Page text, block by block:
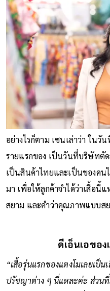
อย่างไรก็ตาม เซนเล่าว่า ใน
รายแรกของ เป็นวันที่บริษัทตั
เป็นสินค้าไทยและเป็นของคน
มา เพื่อให้ลูกค้าจำได้ว่าเสื้อนี้
สยาม และคำว่าคุณภาพแบบสย
ดีเอ็นเอของ
“เสื้อรุ่นแรกของแตงโมเลยเป็
ปรัชญาต่าง ๆ นี่แหละค่ะ ส่วนที่